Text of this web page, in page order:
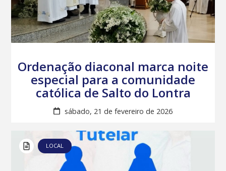
Ordenação diaconal marca noite
especial para a comunidade
católica de Salto do Lontra
sábado, 21 de fevereiro de 2026
LOCAL